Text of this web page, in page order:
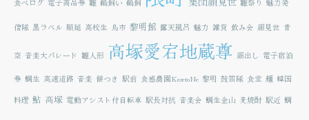
食べログ 電子商品券 雛 鵜飼い 鵜飼 雛祭り 魅力発
信隊 黒ラベル 順延 高校生 鳥市 黎明館 露天風呂 魅力 雑貨 飲み会 顔見世 青
空 音楽大パレード 雛人形 高塚愛宕地蔵尊 顔出し 電子宿泊
券 鯛生 高速道路 音楽 餅つき 駅前 食感農園KazetoNe 黎明 鼓笛隊 食堂 麺 韓国
料理 鮎 高塚 電動アシスト付自転車 駅長対抗 音楽会 鯛生金山 麦焼酎 駅近 鯛